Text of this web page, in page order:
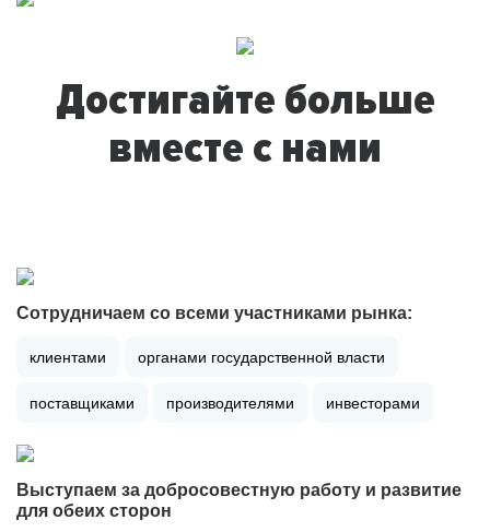
Достигайте больше
вместе с нами
Сотрудничаем со всеми участниками рынка:
клиентами органами государственной власти
поставщиками производителями инвесторами
Выступаем за добросовестную работу и развитие
для обеих сторон